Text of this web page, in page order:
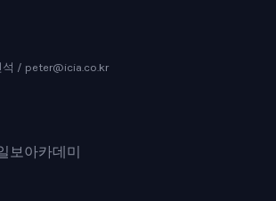
/ peter@icia.co.kr
보아카데미